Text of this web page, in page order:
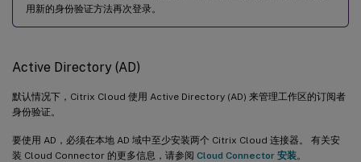
用新的身份验证方法再次登录。
Active Directory (AD)
默认情况下，Citrix Cloud 使用 Active Directory (AD) 来管理工作区的订阅者
身份验证。
要使用 AD，必须在本地 AD 域中至少安装两个 Citrix Cloud 连接器。 有关安
装 Cloud Connector 的更多信息，请参阅 Cloud Connector 安装。